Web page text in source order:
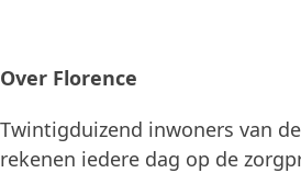
Over Florence
Twintigduizend inwoners van
rekenen iedere dag op de